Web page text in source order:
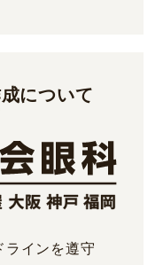
について
ラインを遵守